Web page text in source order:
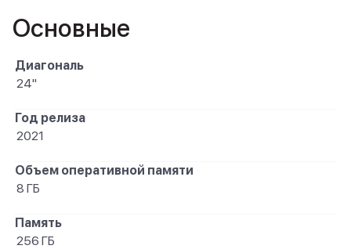
Основные
Диагональ
24"
Год релиза
2021
Объем оперативной памяти
8 ГБ
Память
256 ГБ